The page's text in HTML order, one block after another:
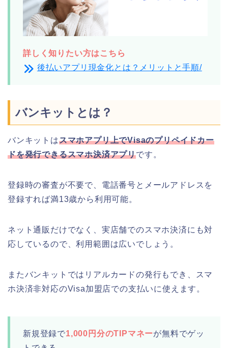
詳しく知りたい方はこちら
後払いアプリ現金化とは？メリットと手順/
バンキットとは？
バンキットはスマホアプリ上でVisaのプリペイドカー
ドを発行できるスマホ決済アプリです。
登録時の審査が不要で、電話番号とメールアドレスを
登録すれば満13歳から利用可能。
ネット通販だけでなく、実店舗でのスマホ決済にも対
応しているので、利用範囲は広いでしょう。
またバンキットではリアルカードの発行もでき、スマ
ホ決済非対応のVisa加盟店での支払いに使えます。
新規登録で1,000円分のTIPマネーが無料でゲッ